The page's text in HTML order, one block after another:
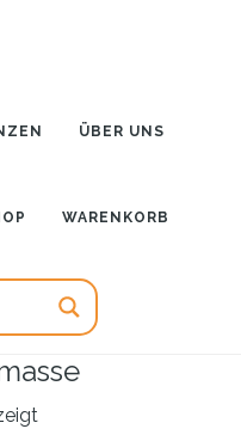
ÜBER UNS
WARENKORB